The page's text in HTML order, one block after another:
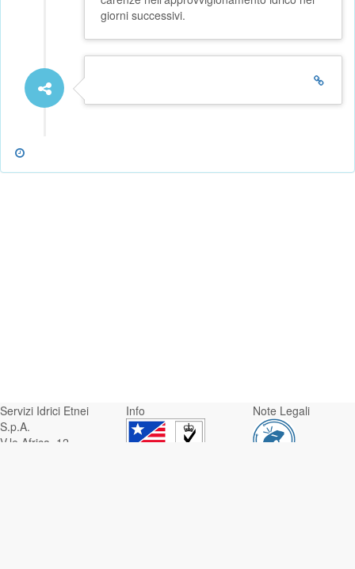
giorni successivi.
Servizi Idrici Etnei
S.p.A.
V.le Africa, 12 -
Info Note Legali